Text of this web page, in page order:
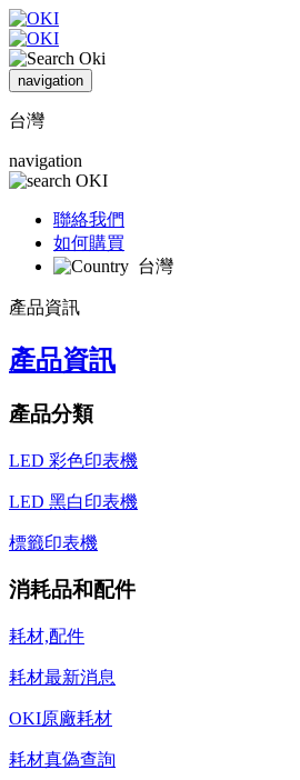
navigation
台灣
navigation
聯絡我們
如何購買
台灣
產品資訊
產品資訊
產品分類
LED 彩色印表機
LED 黑白印表機
標籤印表機
消耗品和配件
耗材,配件
耗材最新消息
OKI原廠耗材
耗材真偽查詢